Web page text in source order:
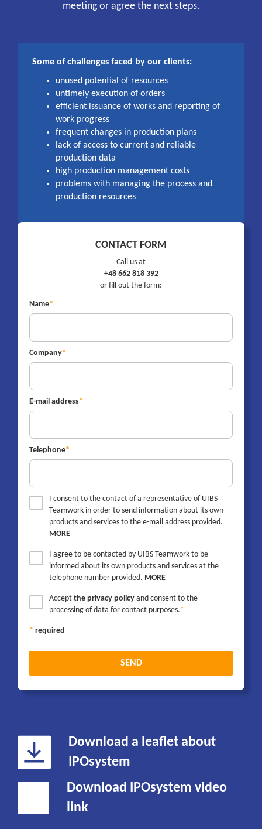
meeting or agree the next steps.
Some of challenges faced by our clients:
unused potential of resources
untimely execution of orders
efficient issuance of works and reporting of
work progress
frequent changes in production plans
lack of access to current and reliable
production data
high production management costs
problems with managing the process and
production resources
CONTACT FORM
Call us at
+48 662 818 392
or fill out the form:
Name
Company
E-mail address
Telephone
I consent to the contact of a representative of UIBS
Teamwork in order to send information about its own
products and services to the e-mail address provided.
MORE
I agree to be contacted by UIBS Teamwork to be
informed about its own products and services at the
telephone number provided. MORE
Accept the privacy policy and consent to the
processing of data for contact purposes.
required
SEND
Download a leaflet about
IPOsystem
Download IPOsystem video
link